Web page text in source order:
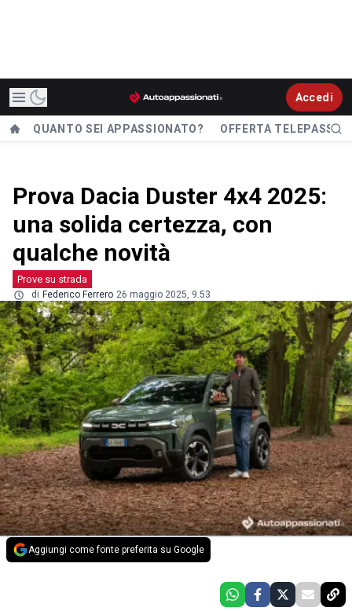
Accedi
QUANTO SEI APPASSIONATO? OFFERTA TELEPASS
Prova Dacia Duster 4x4 2025:
una solida certezza, con
qualche novità
Prove su strada
di Federico Ferrero 26 maggio 2025, 9.53
Aggiungi come fonte preferita su Google